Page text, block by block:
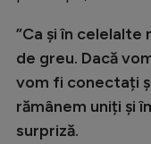
”Ca și în
de greu. Dacă
vom fi conectați
rămânem uniți și
surpriză.